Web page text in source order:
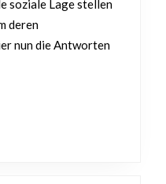
deren
nun die Antworten